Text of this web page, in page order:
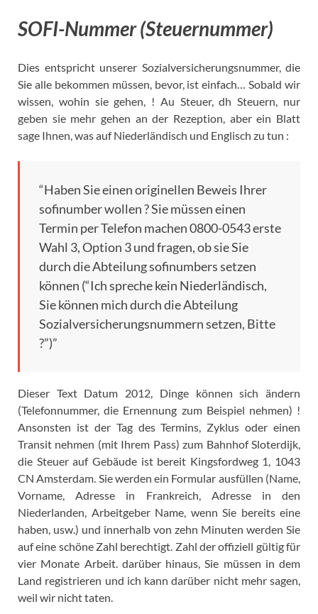
SOFI-Nummer (Steuernummer)
Dies entspricht unserer Sozialversicherungsnummer, die
Sie alle bekommen müssen, bevor, ist einfach… Sobald wir
wissen, wohin sie gehen, ! Au Steuer, dh Steuern, nur
geben sie mehr gehen an der Rezeption, aber ein Blatt
sage Ihnen, was auf Niederländisch und Englisch zu tun :
“Haben Sie einen originellen Beweis Ihrer
sofinumber wollen ? Sie müssen einen
Termin per Telefon machen 0800-0543 erste
Wahl 3, Option 3 und fragen, ob sie Sie
durch die Abteilung sofinumbers setzen
können (“Ich spreche kein Niederländisch,
Sie können mich durch die Abteilung
Sozialversicherungsnummern setzen, Bitte
?”)”
Dieser Text Datum 2012, Dinge können sich ändern
(Telefonnummer, die Ernennung zum Beispiel nehmen) !
Ansonsten ist der Tag des Termins, Zyklus oder einen
Transit nehmen (mit Ihrem Pass) zum Bahnhof Sloterdijk,
die Steuer auf Gebäude ist bereit Kingsfordweg 1, 1043
CN Amsterdam. Sie werden ein Formular ausfüllen (Name,
Vorname, Adresse in Frankreich, Adresse in den
Niederlanden, Arbeitgeber Name, wenn Sie bereits eine
haben, usw.) und innerhalb von zehn Minuten werden Sie
auf eine schöne Zahl berechtigt. Zahl der offiziell gültig für
vier Monate Arbeit. darüber hinaus, Sie müssen in dem
Land registrieren und ich kann darüber nicht mehr sagen,
weil wir nicht taten.